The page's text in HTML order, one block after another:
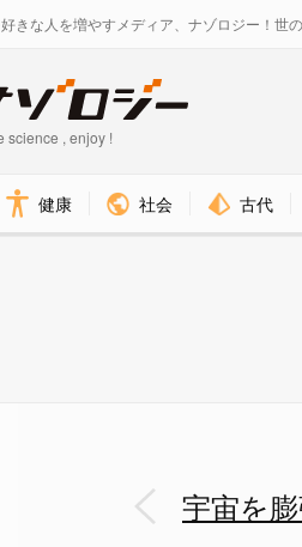
きな人を増やすメディア、ナゾロジー！世
science , enjoy !
健康 社会 古代
宇宙を